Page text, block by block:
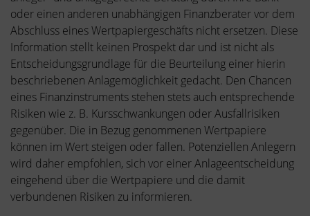
oder einen anderen unabhängigen Finanzberater vor dem
Abschluss eines Wertpapiergeschäfts nicht ersetzen. Diese
Information stellt keinen Prospekt dar und ist nicht als
Entscheidungsgrundlage für die Beurteilung einer hierin
beschriebenen Anlagemöglichkeit gedacht. Den Chancen
eines Finanzinstruments stehen stets auch entsprechende
Risiken wie z. B. Kursschwankungen oder Ausfallrisiken
gegenüber. Die in Bezug genommenen Wertpapiere
können im Wert steigen oder fallen. Potenziellen Anlegern
wird daher empfohlen, sich vor einer Anlageentscheidung
eingehend über die Wertpapiere und die damit
verbundenen Risiken zu informieren.